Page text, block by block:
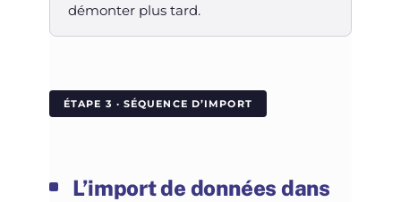
démonter plus tard.
ÉTAPE 3 · SÉQUENCE D’IMPORT
L’import de données dans